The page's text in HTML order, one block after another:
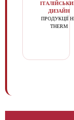
ДИЗАЙН
ПРОДУКЦІЇ
THERM